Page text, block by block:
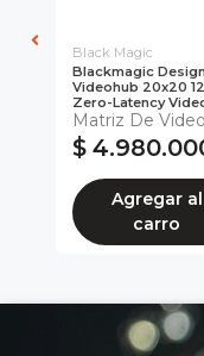
Black Magic
Blackmagic Design
Videohub 20x20
Zero-Latency
Matriz De
$
Agregar al
carro